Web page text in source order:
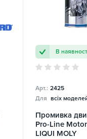
В
Арт.: 2425
Для всіх
Промивка
Pro-Line
LIQUI MOLY